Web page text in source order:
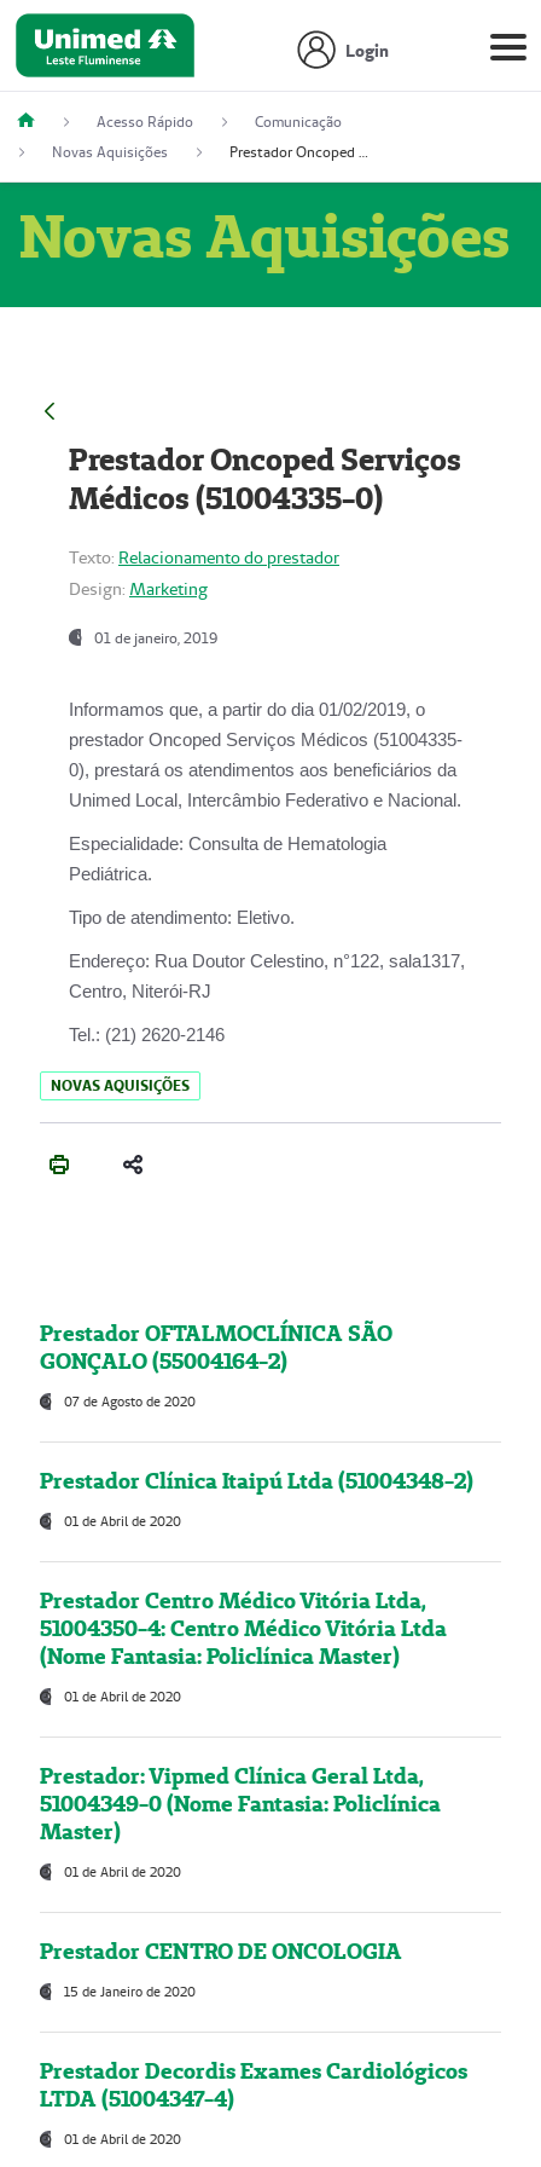
Login
Acesso Rápido
Comunicação
Novas Aquisições
Prestador Oncoped Serviços Médicos (51004335-0)
Novas Aquisições
Prestador Oncoped Serviços
Médicos (51004335-0)
Texto: Relacionamento do prestador
Design: Marketing
01 de janeiro, 2019
Informamos que, a partir do dia 01/02/2019, o
prestador Oncoped Serviços Médicos (51004335-
0), prestará os atendimentos aos beneficiários da
Unimed Local, Intercâmbio Federativo e Nacional.
Especialidade: Consulta de Hematologia
Pediátrica.
Tipo de atendimento: Eletivo.
Endereço: Rua Doutor Celestino, n°122, sala1317,
Centro, Niterói-RJ
Tel.: (21) 2620-2146
NOVAS AQUISIÇÕES
Prestador OFTALMOCLÍNICA SÃO
GONÇALO (55004164-2)
07 de Agosto de 2020
Prestador Clínica Itaipú Ltda (51004348-2)
01 de Abril de 2020
Prestador Centro Médico Vitória Ltda,
51004350-4: Centro Médico Vitória Ltda
(Nome Fantasia: Policlínica Master)
01 de Abril de 2020
Prestador: Vipmed Clínica Geral Ltda,
51004349-0 (Nome Fantasia: Policlínica
Master)
01 de Abril de 2020
Prestador CENTRO DE ONCOLOGIA
15 de Janeiro de 2020
Prestador Decordis Exames Cardiológicos
LTDA (51004347-4)
01 de Abril de 2020